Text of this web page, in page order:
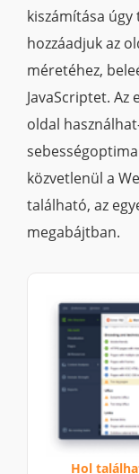
kiszámítása
hozzáadjuk az
méretéhez,
JavaScriptet. Az
oldal
közvetlenül a
található, az
megabájtban.
Hol